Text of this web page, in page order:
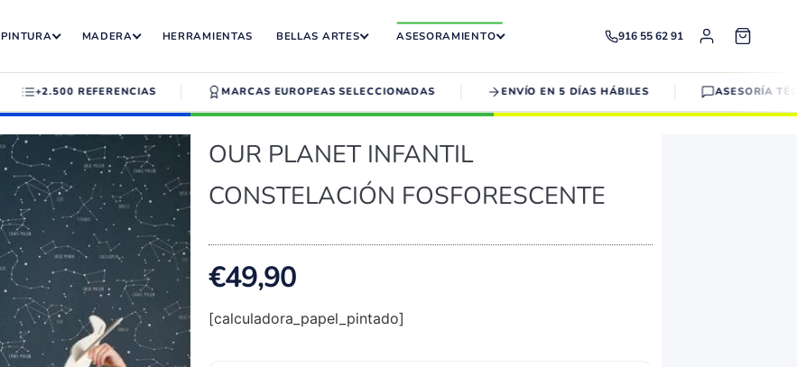
PINTURA MADERA HERRAMIENTAS BELLAS ARTES ASESORAMIENTO 916 55 62 91
+2.500 REFERENCIAS MARCAS EUROPEAS SELECCIONADAS ENVÍO EN 5 DÍAS HÁBILES ASESORÍA
OUR PLANET INFANTIL
CONSTELACIÓN FOSFORESCENTE
€49,90
[calculadora_papel_pintado]